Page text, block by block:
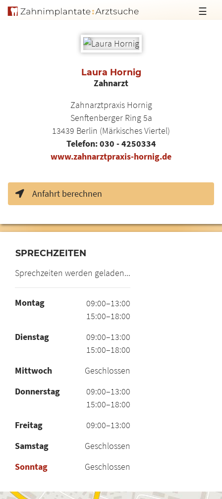
☰
Laura Hornig
Zahnarzt
Zahnarztpraxis Hornig
Senftenberger Ring 5a
13439 Berlin (Märkisches Viertel)
Telefon:030 - 4250334
www.zahnarztpraxis-hornig.de
Anfahrt berechnen
SPRECHZEITEN
Sprechzeiten werden geladen...
Montag
09:00–13:00
15:00–18:00
Dienstag
09:00–13:00
15:00–18:00
Mittwoch
Geschlossen
Donnerstag
09:00–13:00
15:00–18:00
Freitag
09:00–13:00
Samstag
Geschlossen
Sonntag
Geschlossen